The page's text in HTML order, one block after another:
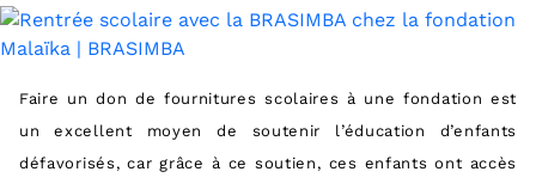
Faire un don de fournitures scolaires à une fondation est
un excellent moyen de soutenir l’éducation d’enfants
défavorisés, car grâce à ce soutien, ces enfants ont accès